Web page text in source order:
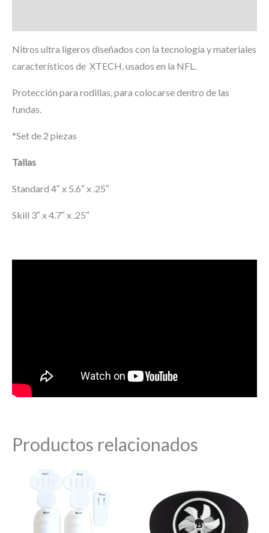
Nitros ultra ligeros diseñados con la tecnología y materiales
característicos de XTECH, usados en la NFL.
Protección para rodillas, para colocarse dentro de las
fundas.
*Set de 2 piezas
Tallas
Standard 4″ x 5.6″ x .25″
Skill 3″ x 4.7″ x .25″
Productos relacionados